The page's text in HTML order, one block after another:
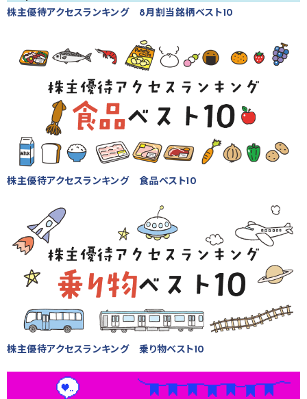
株主優待アクセスランキング 8月割当銘柄ベスト10
株主優待アクセスランキング 食品ベスト10
株主優待アクセスランキング 乗り物ベスト10